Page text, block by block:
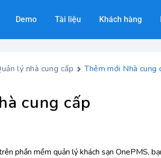
Demo Tài liệu Khách hàng
lý nhà cung cấp Thêm mới Nhà cung
cung cấp
phần mềm quản lý khách sạn OnePMS,